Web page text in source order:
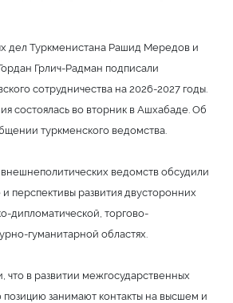
дел Туркменистана Рашид Мередов и
Грлич-Радман подписали
сотрудничества на 2026-2027 годы.
состоялась во вторник в Ашхабаде. Об
туркменского ведомства.
ведомств обсудили
перспективы развития двусторонних
дипломатической, торгово-
гуманитарной областях.
что в развитии межгосударственных
занимают контакты на высшем и